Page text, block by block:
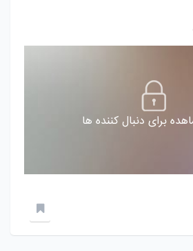
برای دنبال کننده ها